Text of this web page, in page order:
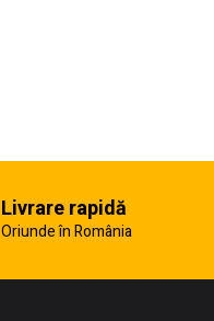
Livrare rapidă
Oriunde în România